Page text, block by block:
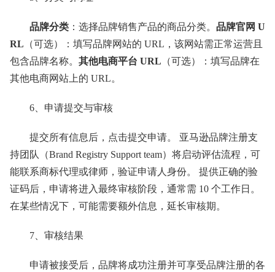
品牌分类 ：选择品牌销售产品的商品分类。 品牌官网 U
RL （可选）：填写品牌网站的 URL，该网站需正常运营且
包含品牌名称。 其他电商平台 URL （可选）：填写品牌在
其他电商网站上的 URL。
6、申请提交与审核
提交所有信息后，点击提交申请。 亚马逊品牌注册支
持团队（Brand Registry Support team）将启动评估流程，可
能联系商标代理或律师，验证申请人身份。 提供正确的验
证码后，申请将进入最终审核阶段，通常需 10 个工作日。
在某些情况下，可能需要额外信息，延长审核期。
7、审核结果
申请被接受后，品牌将成功注册并可享受品牌注册的各